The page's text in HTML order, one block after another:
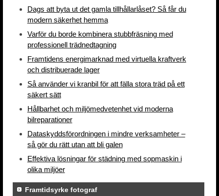
Dags att byta ut det gamla tillhållarlåset? Så får du
modern säkerhet hemma
Varför du borde kombinera stubbfräsning med
professionell trädnedtagning
Framtidens energimarknad med virtuella kraftverk
och distribuerade lager
Så använder vi kranbil för att fälla stora träd på ett
säkert sätt
Hållbarhet och miljömedvetenhet vid moderna
bilreparationer
Dataskyddsförordningen i mindre verksamheter –
så gör du rätt utan att bli galen
Effektiva lösningar för städning med sopmaskin i
olika miljöer
Framtidsyrke fotograf